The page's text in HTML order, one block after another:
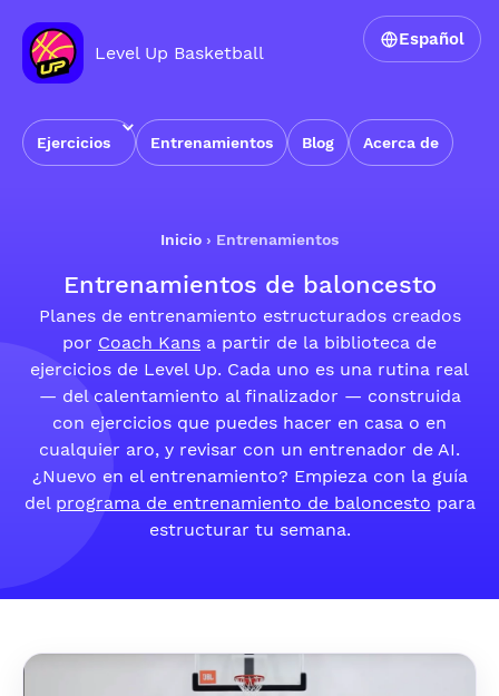
Level Up Basketball
Ejercicios Entrenamientos Blog Acerca de
Español
Inicio › Entrenamientos
Entrenamientos de baloncesto
Planes de entrenamiento estructurados creados
por Coach Kans a partir de la biblioteca de
ejercicios de Level Up. Cada uno es una rutina real
— del calentamiento al finalizador — construida
con ejercicios que puedes hacer en casa o en
cualquier aro, y revisar con un entrenador de AI.
¿Nuevo en el entrenamiento? Empieza con la guía
del programa de entrenamiento de baloncesto para
estructurar tu semana.